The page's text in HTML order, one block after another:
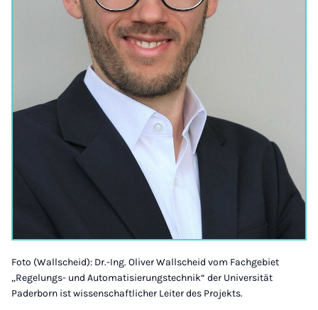
Foto (Wallscheid): Dr.-Ing. Oliver Wallscheid vom Fachgebiet
„Regelungs- und Automatisierungstechnik“ der Universität
Paderborn ist wissenschaftlicher Leiter des Projekts.